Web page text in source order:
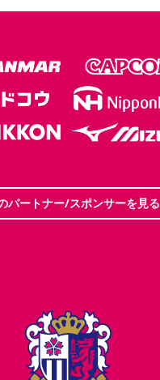
パートナー/スポンサーを見る